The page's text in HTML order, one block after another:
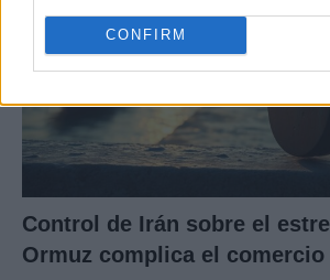
CONFIRM
Control de Irán sobre el
Ormuz complica el